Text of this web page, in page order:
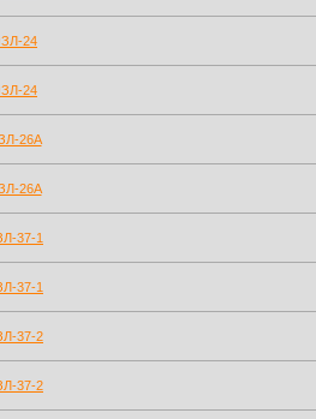
24
24
26А
26А
37-1
37-1
37-2
37-2